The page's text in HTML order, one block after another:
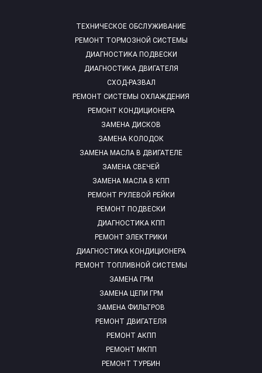
ТЕХНИЧЕСКОЕ ОБСЛУЖИВАНИЕ
РЕМОНТ ТОРМОЗНОЙ СИСТЕМЫ
ДИАГНОСТИКА ПОДВЕСКИ
ДИАГНОСТИКА ДВИГАТЕЛЯ
СХОД-РАЗВАЛ
РЕМОНТ СИСТЕМЫ ОХЛАЖДЕНИЯ
РЕМОНТ КОНДИЦИОНЕРА
ЗАМЕНА ДИСКОВ
ЗАМЕНА КОЛОДОК
ЗАМЕНА МАСЛА В ДВИГАТЕЛЕ
ЗАМЕНА СВЕЧЕЙ
ЗАМЕНА МАСЛА В КПП
РЕМОНТ РУЛЕВОЙ РЕЙКИ
РЕМОНТ ПОДВЕСКИ
ДИАГНОСТИКА КПП
РЕМОНТ ЭЛЕКТРИКИ
ДИАГНОСТИКА КОНДИЦИОНЕРА
РЕМОНТ ТОПЛИВНОЙ СИСТЕМЫ
ЗАМЕНА ГРМ
ЗАМЕНА ЦЕПИ ГРМ
ЗАМЕНА ФИЛЬТРОВ
РЕМОНТ ДВИГАТЕЛЯ
РЕМОНТ АКПП
РЕМОНТ МКПП
РЕМОНТ ТУРБИН